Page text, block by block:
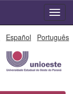
Español Português